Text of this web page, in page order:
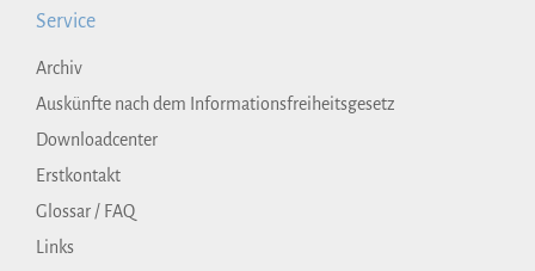
Service
Archiv
Auskünfte nach dem Informationsfreiheitsgesetz
Downloadcenter
Erstkontakt
Glossar / FAQ
Links